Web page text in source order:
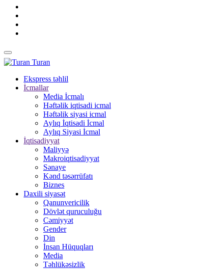
Turan
Ekspress təhlil
İcmallar
Media İcmalı
Həftəlik iqtisadi icmal
Həftəlik siyasi icmal
Aylıq İqtisadi İcmal
Aylıq Siyasi İcmal
İqtisadiyyat
Maliyyə
Makroiqtisadiyyat
Sənaye
Kənd təsərrüfatı
Biznes
Daxili siyasət
Qanunvericilik
Dövlət quruculuğu
Cəmiyyət
Gender
Din
İnsan Hüquqları
Media
Təhlükəsizlik